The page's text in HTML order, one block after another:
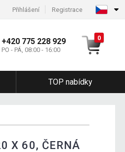
Přihlášení Registrace
+420 775 228 929
PO - PÁ, 08:00 - 16:00
0
TOP nabídky
X 60, ČERNÁ